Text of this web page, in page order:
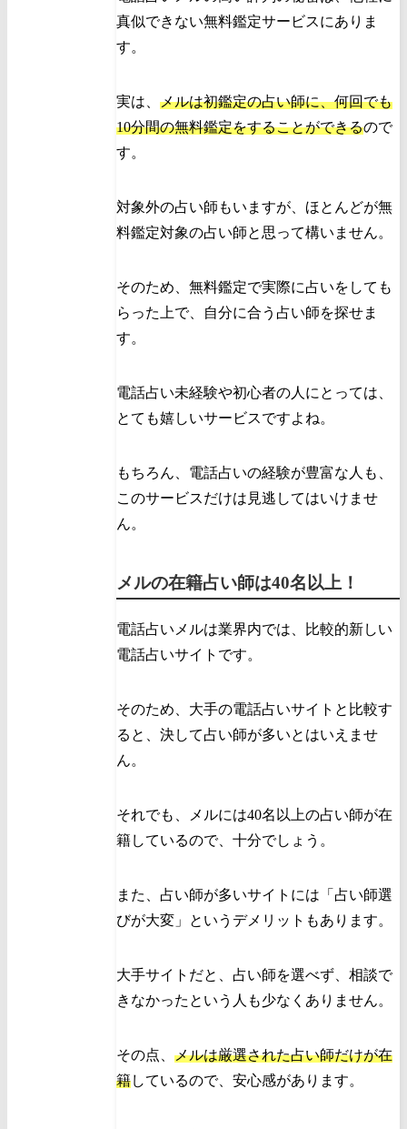
真似できない無料鑑定サービスにありま
す。
実は、 メルは初鑑定の占い師に、何回でも
10分間の無料鑑定をすることができるので
す。
対象外の占い師もいますが、ほとんどが無
料鑑定対象の占い師と思って構いません。
そのため、無料鑑定で実際に占いをしても
らった上で、自分に合う占い師を探せま
す。
電話占い未経験や初心者の人にとっては、
とても嬉しいサービスですよね。
もちろん、電話占いの経験が豊富な人も、
このサービスだけは見逃してはいけませ
ん。
メルの在籍占い師は40名以上！
電話占いメルは業界内では、比較的新しい
電話占いサイトです。
そのため、大手の電話占いサイトと比較す
ると、決して占い師が多いとはいえませ
ん。
それでも、メルには40名以上の占い師が在
籍しているので、十分でしょう。
また、占い師が多いサイトには「占い師選
びが大変」というデメリットもあります。
大手サイトだと、占い師を選べず、相談で
きなかったという人も少なくありません。
その点、 メルは厳選された占い師だけが在
籍しているので、安心感があります。